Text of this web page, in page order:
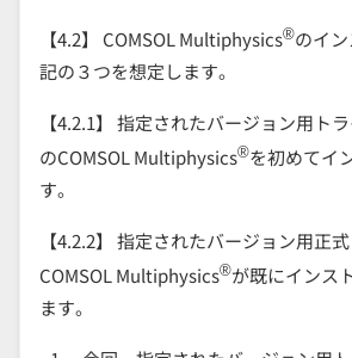
【4.2】 COMSOL Multiphysics®のイ
記の３つを想定します。
【4.2.1】 指定されたバージョン用ト
のCOMSOL Multiphysics®を初めてイ
す。
【4.2.2】 指定されたバージョン用正
COMSOL Multiphysics®が既にインス
ます。